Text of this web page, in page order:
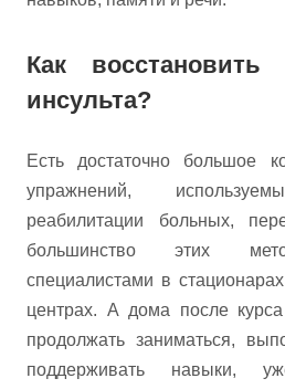
Как
инсульта?
Есть достаточно большое
упражнений,
реабилитации больных,
большинство этих
специалистами в
центрах. А дома после
продолжать заниматься,
поддерживать навыки,